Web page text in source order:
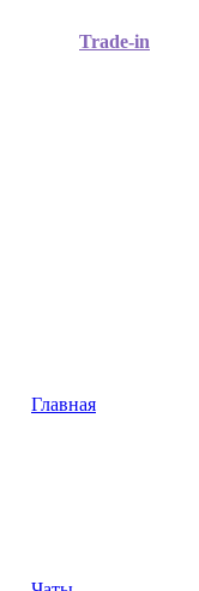
Trade-in
Главная